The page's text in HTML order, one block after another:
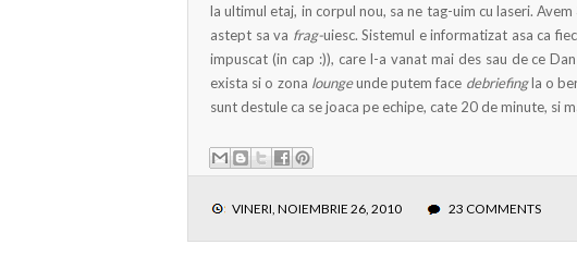
la ultimul etaj, in corpul nou, sa ne tag-uim cu laseri.
astept sa va frag-uiesc. Sistemul e informatizat asa ca
impuscat (in cap :)), care l-a vanat mai des sau de ce
exista si o zona loungeunde putem face debriefingla o
sunt destule ca se joaca pe echipe, cate 20 de minute, si
VINERI, NOIEMBRIE 26, 2010 23 COMMENTS